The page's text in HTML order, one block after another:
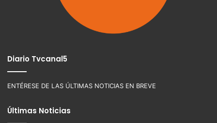
Diario Tvcanal5
ENTÉRESE DE LAS ÚLTIMAS NOTICIAS EN BREVE
Últimas Noticias